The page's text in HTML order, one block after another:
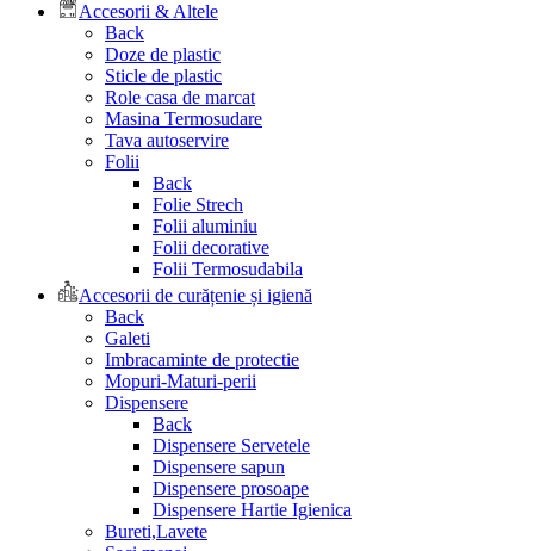
Accesorii & Altele
Back
Doze de plastic
Sticle de plastic
Role casa de marcat
Masina Termosudare
Tava autoservire
Folii
Back
Folie Strech
Folii aluminiu
Folii decorative
Folii Termosudabila
Accesorii de curățenie și igienă
Back
Galeti
Imbracaminte de protectie
Mopuri-Maturi-perii
Dispensere
Back
Dispensere Servetele
Dispensere sapun
Dispensere prosoape
Dispensere Hartie Igienica
Bureti,Lavete